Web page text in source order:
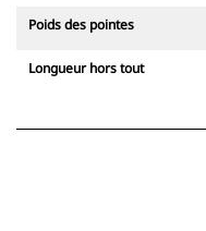
Poids des pointes
Longueur hors tout